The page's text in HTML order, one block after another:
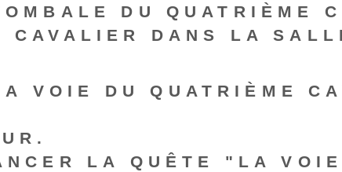
DU QUATRIÈME
CAVALIER DANS LA
VOIE DU QUATRIÈME
LA QUÊTE "LA VOIE